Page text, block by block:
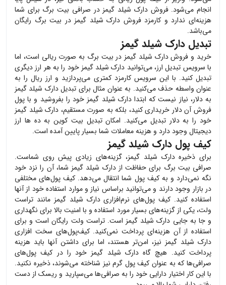
انجام می‌شود. فروشدارک شیلد گیمز در صرافی بیت برگ برای شما
هزینه‌ای ندارد و کارمزد فروش دارک شیلد گیمز در بیت برگ رایگان
می‌باشد.
تبدیل دارک شیلد گیمز
خرید و فروشدارک شیلد گیمز در بیت برگ به صورت ریالی است، اما
با سرویس تبدیل ارز، می‌توانید دارک شیلد گیمز خود را به هر ارز دیگری
تبدیل کنید. با این سرویس کارمزد کمتری می‌پردازید و ارز ریال را به
عنوان واسطه حذف می‌کنید. به عنوان مثال برای تبدیلدارک شیلد گیمز
به دلار، نیاز نیست که ابتدادارک شیلد گیمز خود را بفروشید و با پول
فروش آن دلار خریداری کنید، بلکه به صورت مستقیم، دارک شیلد گیمز
خود را به دلار تبدیل می‌کنید. امکان تبدیل بیت کوین به ده ها ارز
دیجیتال وجود دارد و هزینه معاملات شما بسیار پایین آمده است.
کیف پول دارک شیلد گیمز
برای ذخیرهدارک شیلد گیمز، گزینه‌های زیادی پیش روی شماست.
صرافی بیت برگ برای حفاظت ازدارک شیلد گیمز شما، آن را نزد خود
نگه نمی‌دارد و به کیف پول شما انتقال می‌دهد. کیف پول‌های مختلفی
در بازار وجود دارند و می‌توانید براساس نیاز و موارد استفاده خود از آنها
استفاده کنید. کیف پول‌های نرم‌افزاریدارک شیلد گیمز مانند تراست
ولت، یکی از گزینه‌های بسیار مورد استفاده و با امنیت بالا برای نگهداری
و جا به جایی دارک شیلد گیمز است. تراست ولت رایگان است و برای
استفاده از آن هزینه‌ای پرداخت نمی‌کنید. کیف‌پول‌های سخت افزاری
دارک شیلد گیمز نیز، امن‌تر هستند، اما برای داشتن آنها باید هزینه
پرداخت کنید. هیچ گاهدارک شیلد گیمز خود را در کیف پول‌های
صرافی‌ها که به عنوان کیف پول گرم نیز شناخته می‌شوند، ذخیره نکنید.
با این کار اختیار دارایی خود را به صرافی‌ها می‌سپارید و ریسک از دست